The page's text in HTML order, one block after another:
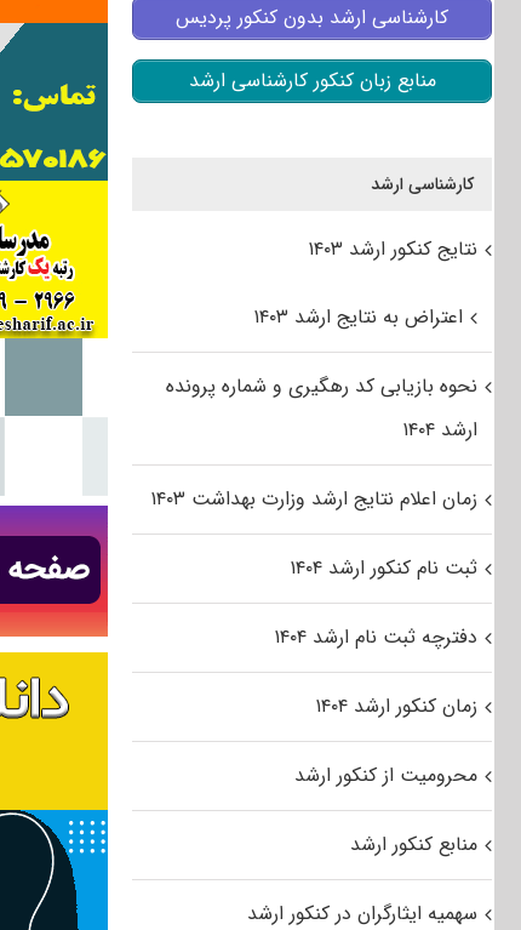
کارشناسی ارشد بدون کنکور پردیس
منابع زبان کنکور کارشناسی ارشد
کارشناسی ارشد
نتایج کنکور ارشد ۱۴۰۳
اعتراض به نتایج ارشد ۱۴۰۳
نحوه بازیابی کد رهگیری و شماره پرونده
ارشد ۱۴۰۴
زمان اعلام نتایج ارشد وزارت بهداشت ۱۴۰۳
ثبت نام کنکور ارشد ۱۴۰۴
دفترچه ثبت نام ارشد ۱۴۰۴
زمان کنکور ارشد ۱۴۰۴
محرومیت از کنکور ارشد
منابع کنکور ارشد
سهمیه ایثارگران در کنکور ارشد